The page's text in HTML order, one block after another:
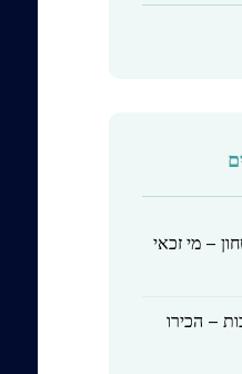
– מי זכאי
– הכירו